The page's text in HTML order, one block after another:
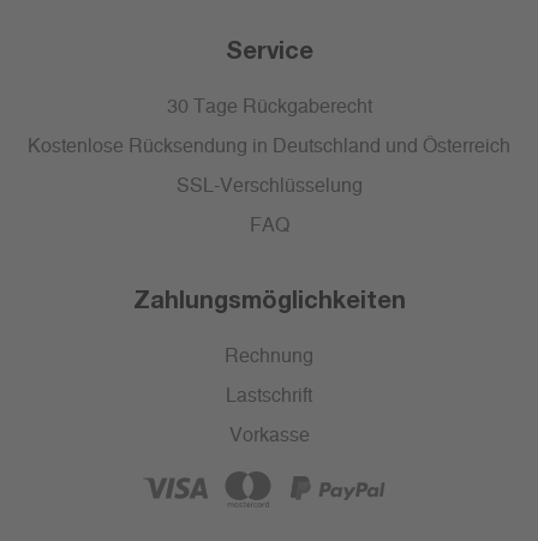
Service
30 Tage Rückgaberecht
Kostenlose Rücksendung in Deutschland und Österreich
SSL-Verschlüsselung
FAQ
Zahlungsmöglichkeiten
Rechnung
Lastschrift
Vorkasse